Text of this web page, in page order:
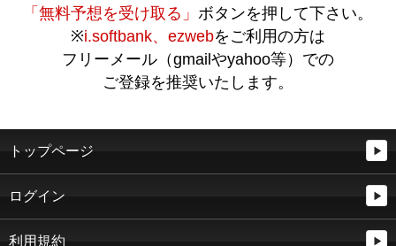
「無料予想を受け取る」 ボタンを押して下さい。
※i.softbank、ezwebをご利用の方は
フリーメール（gmailやyahoo等）での
ご登録を推奨いたします。
トップページ
ログイン
利用規約